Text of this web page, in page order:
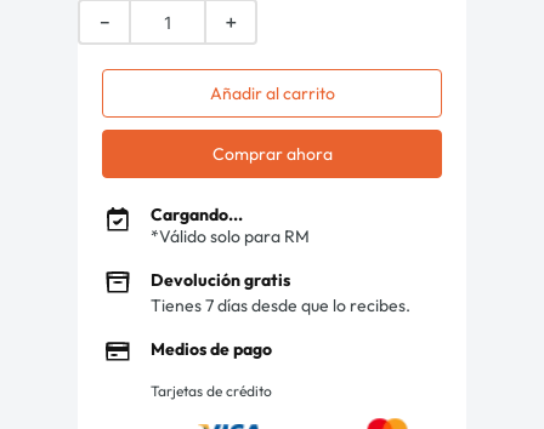
＋
－
Añadir al carrito
Comprar ahora
Cargando...
*Válido solo para RM
Devolución gratis
Tienes 7 días desde que lo recibes.
Medios de pago
Tarjetas de crédito